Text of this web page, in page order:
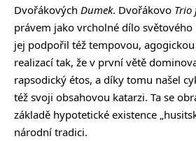
Dvořákových Dumek. Dvořákovo Trio
právem jako vrcholné dílo
jej podpořil též tempovou,
realizací tak, že v první větě
rapsodický étos, a díky tomu našel
též svoji obsahovou katarzi. Ta se
základě hypotetické existence
národní tradici.